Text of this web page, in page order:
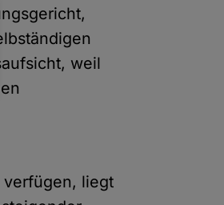
weil
verfügen, liegt